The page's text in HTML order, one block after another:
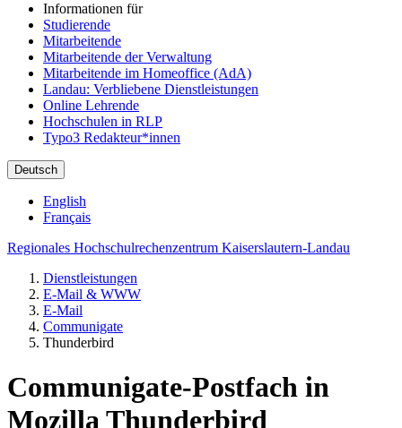
Informationen für
Studierende
Mitarbeitende
Mitarbeitende der Verwaltung
Mitarbeitende im Homeoffice (AdA)
Landau: Verbliebene Dienstleistungen
Online Lehrende
Hochschulen in RLP
Typo3 Redakteur*innen
Deutsch
English
Français
Regionales Hochschulrechenzentrum Kaiserslautern-Landau
Dienstleistungen
E-Mail & WWW
E-Mail
Communigate
Thunderbird
Communigate-Postfach in
Mozilla Thunderbird